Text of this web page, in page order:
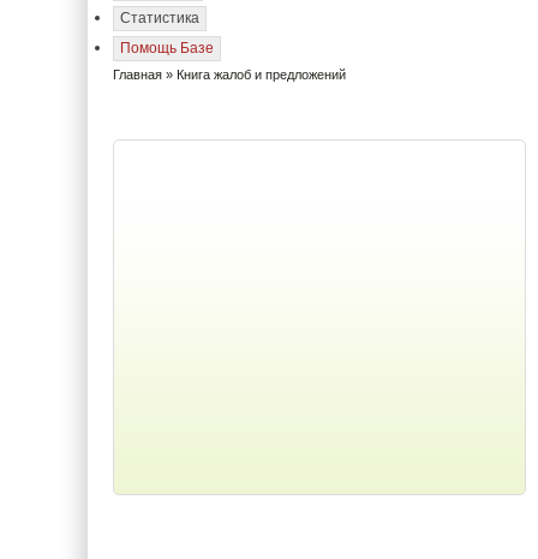
Статистика
Помощь Базе
Главная » Книга жалоб и предложений